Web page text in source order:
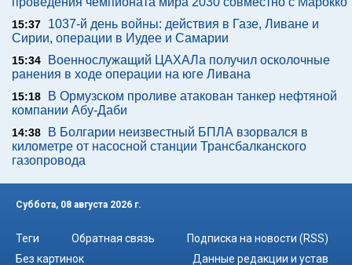
15:37
1037-й день войны: действия в Газе, Ливане и
Сирии, операции в Иудее и Самарии
15:34
Военнослужащий ЦАХАЛа получил осколочные
ранения в ходе операции на юге Ливана
15:18
В Ормузском проливе атакован танкер нефтяной
компании Абу-Даби
14:38
В Болгарии неизвестный БПЛА взорвался в
километре от насосной станции Трансбалканского
газопровода
Суббота, 08 августа 2026 г.
Теги Обратная связь
Подписка на новости (RSS)
Без картинок
Данные редакции и устав